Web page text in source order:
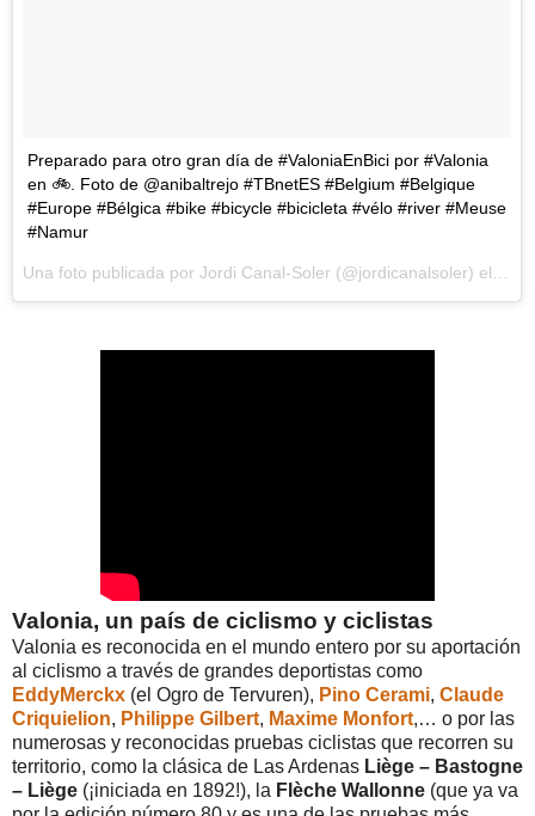
Preparado para otro gran día de #ValoniaEnBici por #Valonia
en 🚲. Foto de @anibaltrejo #TBnetES #Belgium #Belgique
#Europe #Bélgica #bike #bicycle #bicicleta #vélo #river #Meuse
#Namur
Valonia, un país de ciclismo y ciclistas
Valonia es reconocida en el mundo entero por su aportación
al ciclismo a través de grandes deportistas como
EddyMerckx (el Ogro de Tervuren), Pino Cerami, Claude
Criquielion, Philippe Gilbert, Maxime Monfort,… o por las
numerosas y reconocidas pruebas ciclistas que recorren su
territorio, como la clásica de Las Ardenas Liège – Bastogne
– Liège (¡iniciada en 1892!), la Flèche Wallonne (que ya va